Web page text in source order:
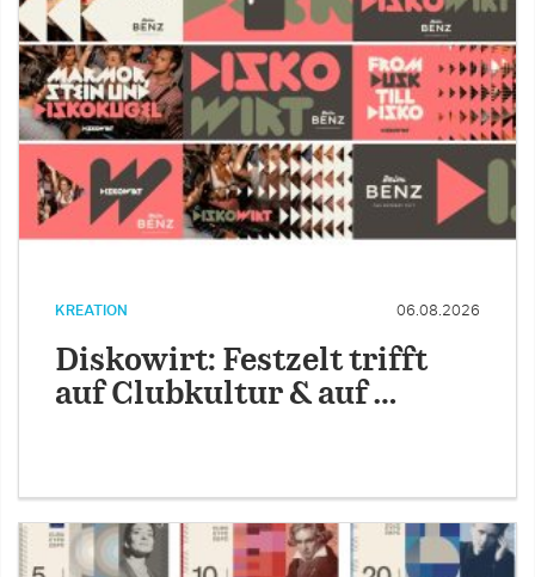
KREATION 06.08.2026
Diskowirt: Festzelt trifft
auf Clubkultur & auf …